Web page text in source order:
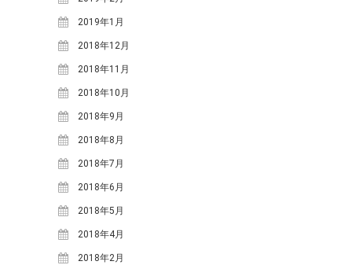
小川小学校
明宝ツーネット
ーリズムネットワークセンタ
明宝ハム 明宝レディース
明宝小学校 明宝山里研究会
民俗資料館
源右衛門
道の駅 食 食事
2026年3月(4)
2019年1月
2018年12月
2018年11月
2018年10月
2018年9月
2018年8月
2018年7月
2018年6月
2018年5月
2018年4月
2018年2月